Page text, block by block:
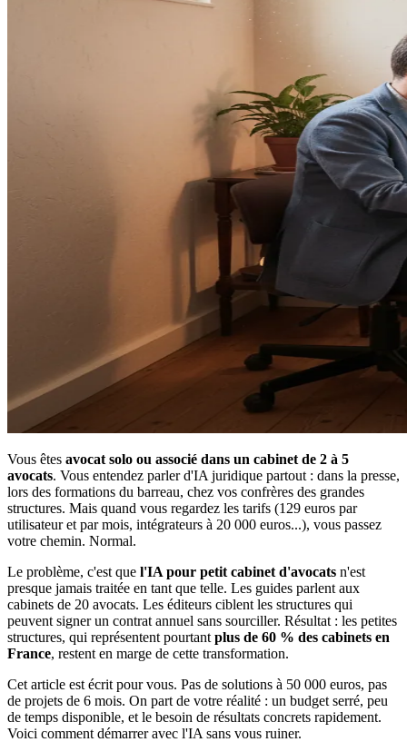
Vous êtes avocat solo ou associé dans un cabinet de 2 à 5
avocats. Vous entendez parler d'IA juridique partout : dans la presse,
lors des formations du barreau, chez vos confrères des grandes
structures. Mais quand vous regardez les tarifs (129 euros par
utilisateur et par mois, intégrateurs à 20 000 euros...), vous passez
votre chemin. Normal.
Le problème, c'est que l'IA pour petit cabinet d'avocats n'est
presque jamais traitée en tant que telle. Les guides parlent aux
cabinets de 20 avocats. Les éditeurs ciblent les structures qui
peuvent signer un contrat annuel sans sourciller. Résultat : les petites
structures, qui représentent pourtant plus de 60 % des cabinets en
France, restent en marge de cette transformation.
Cet article est écrit pour vous. Pas de solutions à 50 000 euros, pas
de projets de 6 mois. On part de votre réalité : un budget serré, peu
de temps disponible, et le besoin de résultats concrets rapidement.
Voici comment démarrer avec l'IA sans vous ruiner.